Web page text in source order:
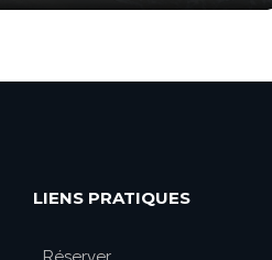
LIENS PRATIQUES